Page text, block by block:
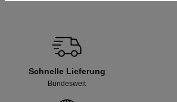
Schnelle Lieferung
Bundesweit